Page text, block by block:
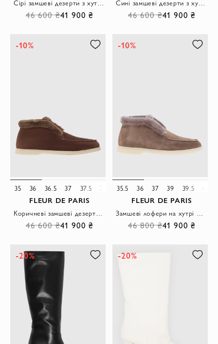
46 600 ₴41 900 ₴ 46 600 ₴41 900 ₴
-10%
35 36 36.5 37 37.5 38 38.5 39 39.5 40 41
FLEUR DE PARIS
46 600 ₴41 900 ₴
-10%
35.5 36 37 39 39.5 40
FLEUR DE PARIS
46 800 ₴41 900 ₴
-20% -20%